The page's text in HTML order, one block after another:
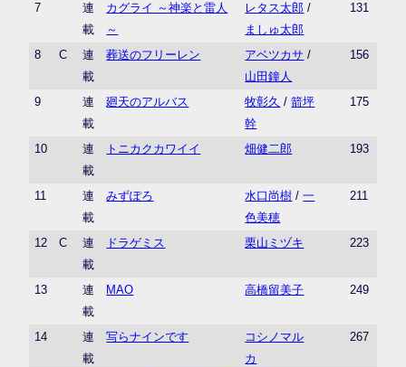
7
連
載
カグライ ～神楽と雷人
～
レタス太郎 /
ましゅ太郎
131
8 C
連
載
葬送のフリーレン アベツカサ /
山田鐘人
156
9
連
載
廻天のアルバス 牧彰久 /箭坪
幹
175
10
連
載
トニカクカワイイ 畑健二郎 193
11
連
載
みずぽろ 水口尚樹 /一
色美穂
211
12 C
連
載
ドラゲミス 栗山ミヅキ 223
13
連
載
MAO 高橋留美子 249
14
連
載
写らナインです
コシノマル
カ
267